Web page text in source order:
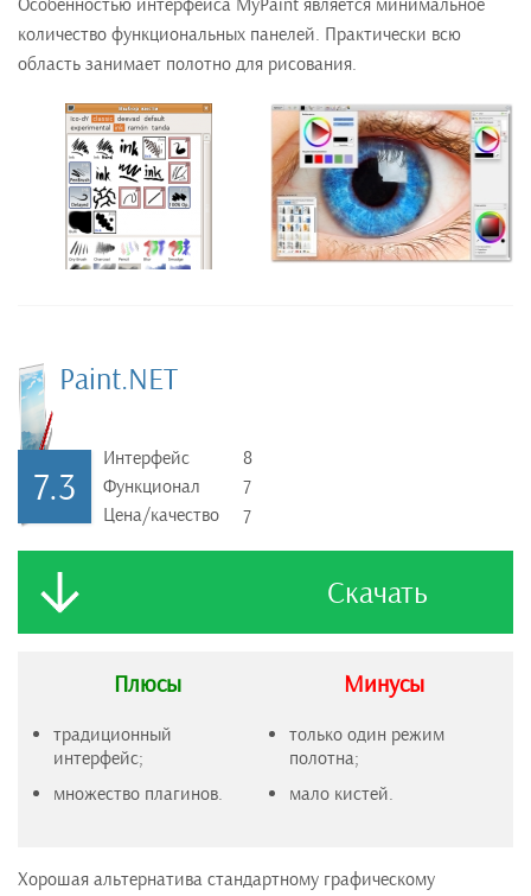
Особенностью интерфейса MyPaint является минимальное
количество функциональных панелей. Практически всю
область занимает полотно для рисования.
Paint.NET
7.3
Интерфейс
Функционал
Цена/качество
8
7
7
Скачать
Плюсы
традиционный
интерфейс;
множество плагинов.
Минусы
только один режим
полотна;
мало кистей.
Хорошая альтернатива стандартному графическому